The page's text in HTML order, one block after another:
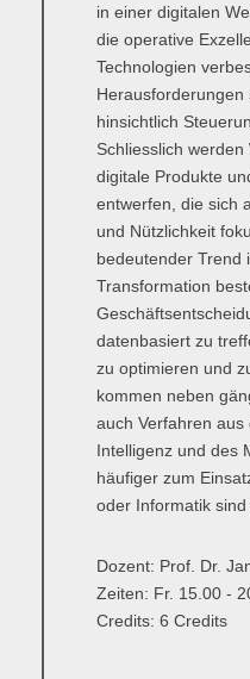
Übersicht
in einer digitalen
die operative
Technologien
Herausforderungen
hinsichtlich
Schliesslich
digitale Produkte
entwerfen, die sich
und Nützlichkeit
bedeutender Trend
Transformation
datenbasiert zu
zu optimieren und
kommen neben
auch Verfahren
Intelligenz und des
häufiger zum
oder Informatik sind
Dozent: Prof. Dr.
Zeiten: Fr. 15.00 -
Credits: 6 Credits